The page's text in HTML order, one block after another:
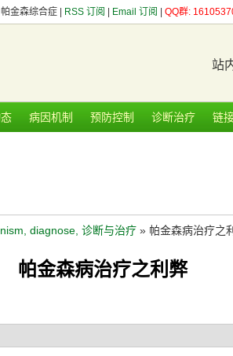
金森综合症 | RSS 订阅 Email 订阅 QQ群:
站
病因机制 预防控制 诊断治疗 链
diagnose, 诊断与治疗 » 帕金森病治疗之
帕金森病治疗之利弊